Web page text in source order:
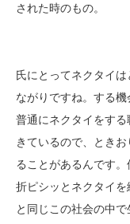
された時のもの。
氏にとってネクタイ
ながりですね。する機
普通にネクタイをす
きているので、とき
ることがあるんです
折ピシッとネクタイ
と同じこの社会の中